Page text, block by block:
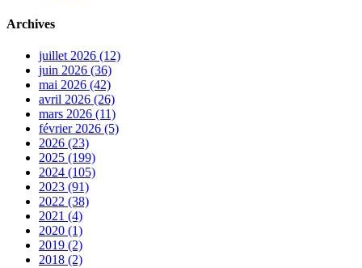
Archives
juillet 2026 (12)
juin 2026 (36)
mai 2026 (42)
avril 2026 (26)
mars 2026 (11)
février 2026 (5)
2026 (23)
2025 (199)
2024 (105)
2023 (91)
2022 (38)
2021 (4)
2020 (1)
2019 (2)
2018 (2)